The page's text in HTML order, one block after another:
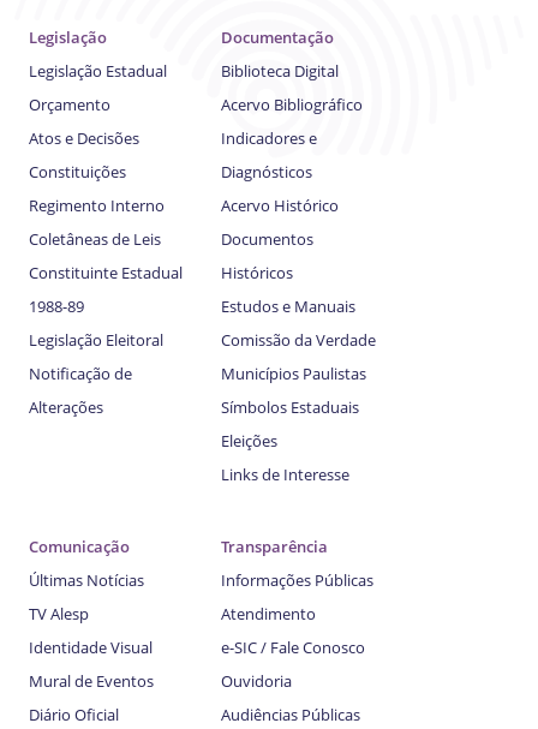
Legislação
Legislação Estadual
Orçamento
Atos e Decisões
Constituições
Regimento Interno
Coletâneas de Leis
Constituinte Estadual
1988-89
Legislação Eleitoral
Notificação de
Alterações
Documentação
Biblioteca Digital
Acervo Bibliográfico
Indicadores e
Diagnósticos
Acervo Histórico
Documentos
Históricos
Estudos e Manuais
Comissão da Verdade
Municípios Paulistas
Símbolos Estaduais
Eleições
Links de Interesse
Comunicação
Últimas Notícias
TV Alesp
Identidade Visual
Mural de Eventos
Diário Oficial
Transparência
Informações Públicas
Atendimento
e-SIC / Fale Conosco
Ouvidoria
Audiências Públicas